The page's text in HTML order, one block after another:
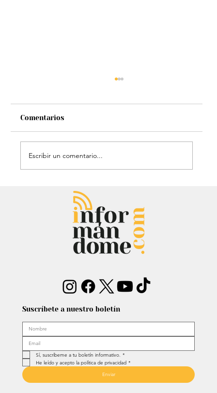
Estatua de John Lennon, que era de
Carlos Lehder, regresó al Quindío y
reabrió debate sobre memoria y
narcotráfico
Comentarios
Escribir un comentario...
Suscríbete a nuestro boletín
Sí, suscríbeme a tu boletín informativo. *
He leído y acepto la política de privacidad *
Enviar